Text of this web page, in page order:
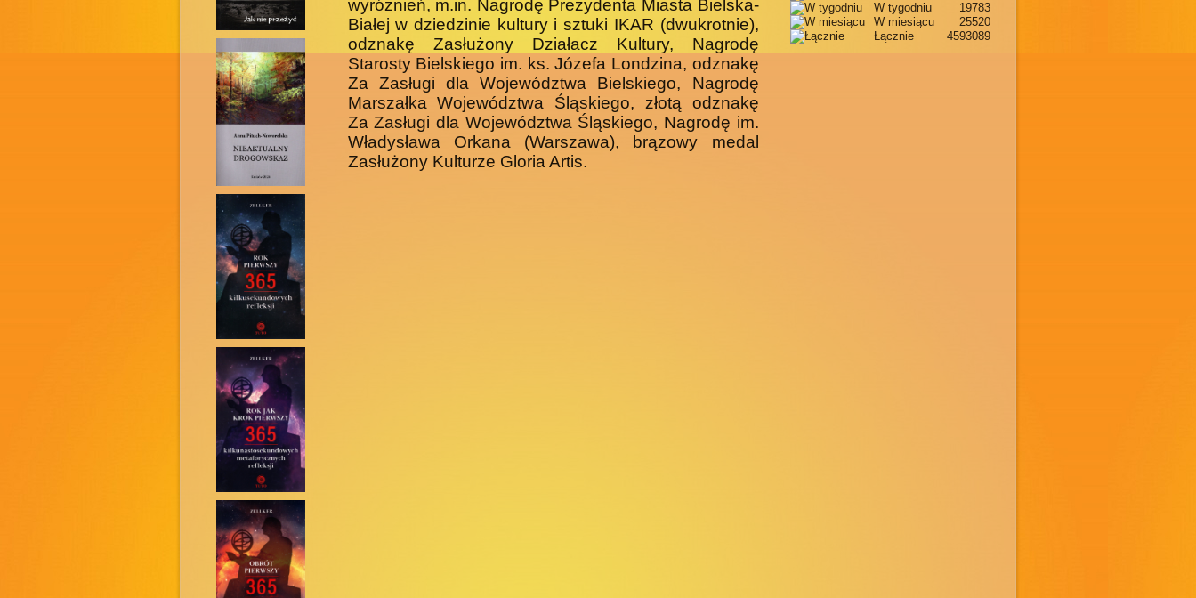
wyróżnień, m.in. Nagrodę Prezydenta Miasta Bielska-
Białej w dziedzinie kultury i sztuki IKAR (dwukrotnie),
odznakę Zasłużony Działacz Kultury, Na­grodę
Starosty Bielskiego im. ks. Józefa Londzina, odznakę
Za Za­sługi dla Województwa Bielskiego, Nagrodę
Marszałka Wojewódz­twa Śląskiego, złotą odznakę
Za Zasługi dla Województwa Śląskiego, Nagrodę im.
Władysława Orkana (Warszawa), brązowy medal
Zasłużony Kulturze Gloria Artis.
W tygodniu
19783
W miesiącu
25520
Łącznie
4593089